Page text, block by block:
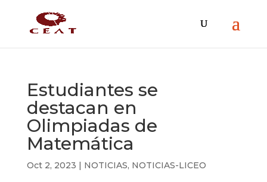
Estudiantes se
destacan en
Olimpiadas de
Matemática
Oct 2, 2023 | NOTICIAS, NOTICIAS-LICEO